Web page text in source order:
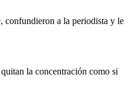
confundieron a la periodista y le
la concentración como si